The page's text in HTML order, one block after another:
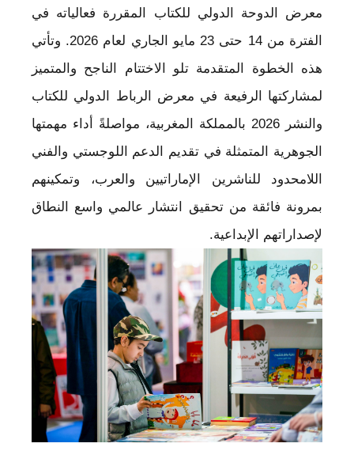
معرض الدوحة الدولي للكتاب المقررة فعالياته في
الفترة من 14 حتى 23 مايو الجاري لعام 2026. وتأتي
هذه الخطوة المتقدمة تلو الاختتام الناجح والمتميز
لمشاركتها الرفيعة في معرض الرباط الدولي للكتاب
والنشر 2026 بالمملكة المغربية، مواصلةً أداء مهمتها
الجوهرية المتمثلة في تقديم الدعم اللوجستي والفني
اللامحدود للناشرين الإماراتيين والعرب، وتمكينهم
بمرونة فائقة من تحقيق انتشار عالمي واسع النطاق
لإصداراتهم الإبداعية.